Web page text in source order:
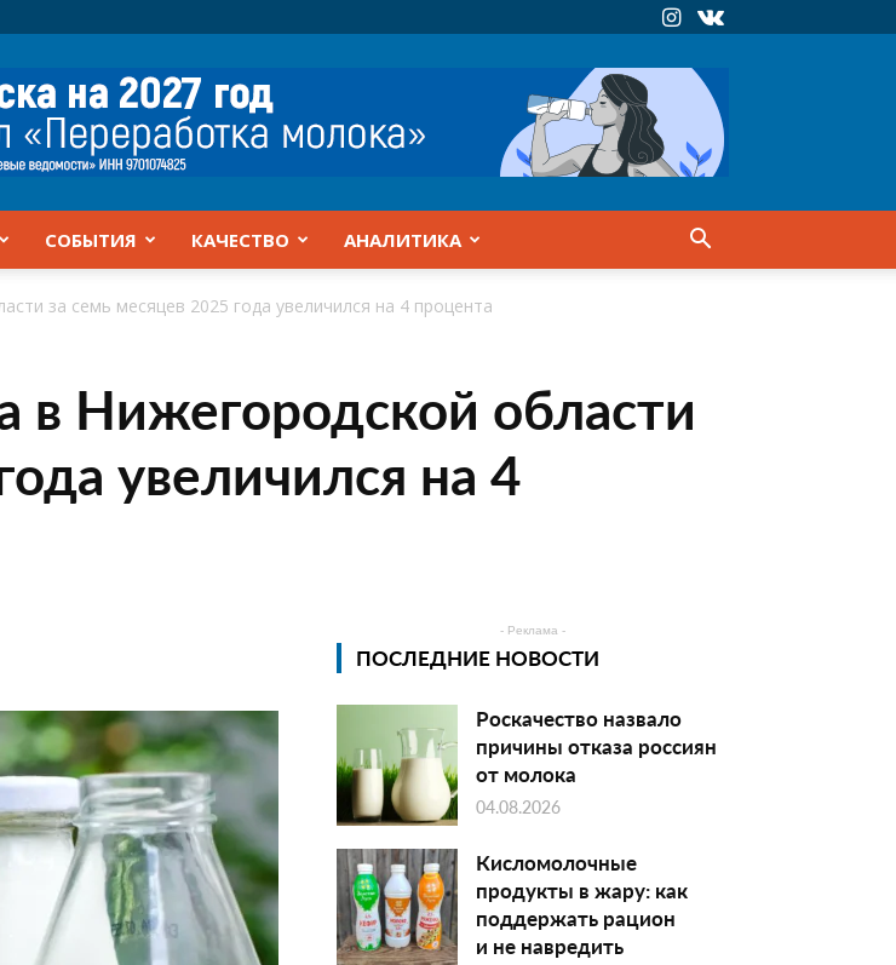
СОБЫТИЯ КАЧЕСТВО АНАЛИТИКА
за семь месяцев 2025 года увеличился на 4 процента
Нижегородской области
увеличился на 4
- Реклама -
ПОСЛЕДНИЕ НОВОСТИ
Роскачество назвало
причины отказа россиян
от молока
04.08.2026
Кисломолочные
продукты в жару: как
поддержать рацион
и не навредить